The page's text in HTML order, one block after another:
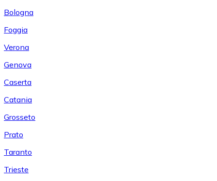
Bologna
Foggia
Verona
Genova
Caserta
Catania
Grosseto
Prato
Taranto
Trieste